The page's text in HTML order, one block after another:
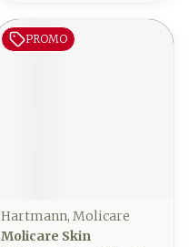
PROMO
Hartmann, Molicare
Molicare Skin